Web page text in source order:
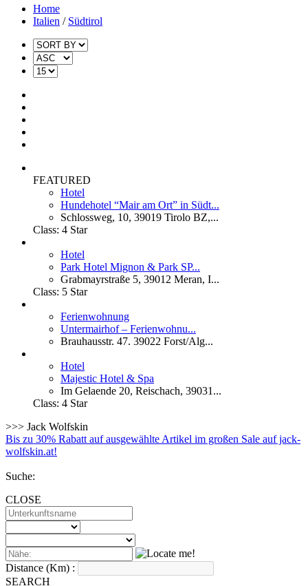
Home
Italien / Südtirol
FEATURED
Hotel
Hundehotel “Mair am Ort” in Südt...
Schlossweg, 10, 39019 Tirolo BZ,...
Class: 4 Star
Hotel
Park Hotel Mignon & Park SP...
Grabmayrstraße 5, 39012 Meran, I...
Class: 5 Star
Ferienwohnung
Untermairhof – Ferienwohnu...
Brauhausstr. 47. 39022 Forst/Alg...
Hotel
Majestic Hotel & Spa
Im Gelaende 20, Reischach, 39031...
Class: 4 Star
>>> Jack Wolfskin
Bis zu 30% Rabatt auf ausgewählte Artikel im großen Sale auf jack-
wolfskin.at!
Suche:
CLOSE
Distance (Km) :
SEARCH